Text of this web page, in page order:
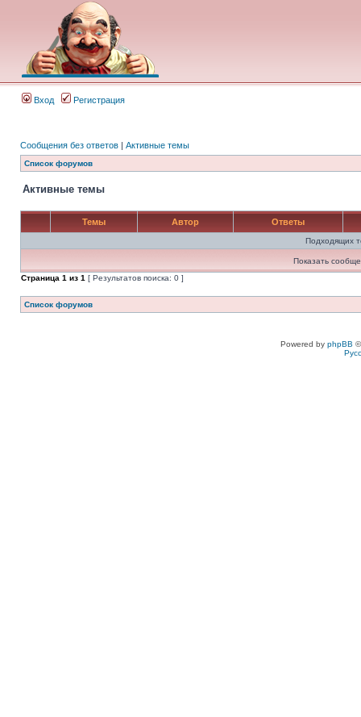
Вход Регистрация
Сообщения без ответов | Активные темы
Список форумов
Активные темы
Темы Автор Ответы
Подходящих
Показать
Страница 1 из 1 [ Результатов поиска: 0 ]
Список форумов
Powered by phpBB